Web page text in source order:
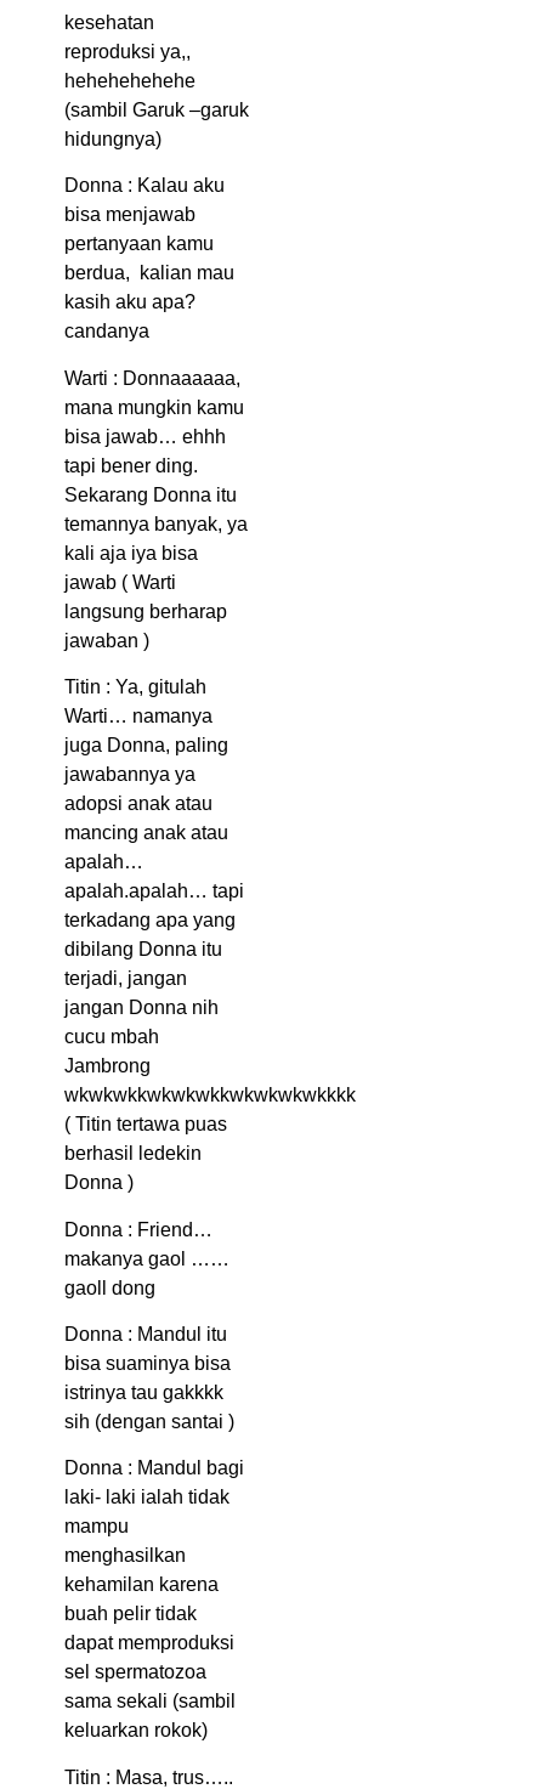
kesehatan
reproduksi ya,,
hehehehehehe
(sambil Garuk –garuk
hidungnya)
Donna : Kalau aku
bisa menjawab
pertanyaan kamu
berdua, kalian mau
kasih aku apa?
candanya
Warti : Donnaaaaaa,
mana mungkin kamu
bisa jawab… ehhh
tapi bener ding.
Sekarang Donna itu
temannya banyak, ya
kali aja iya bisa
jawab ( Warti
langsung berharap
jawaban )
Titin : Ya, gitulah
Warti… namanya
juga Donna, paling
jawabannya ya
adopsi anak atau
mancing anak atau
apalah…
apalah.apalah… tapi
terkadang apa yang
dibilang Donna itu
terjadi, jangan
jangan Donna nih
cucu mbah
Jambrong
wkwkwkkwkwkwkkwkwkwkwkkkk
( Titin tertawa puas
berhasil ledekin
Donna )
Donna : Friend…
makanya gaol ……
gaoll dong
Donna : Mandul itu
bisa suaminya bisa
istrinya tau gakkkk
sih (dengan santai )
Donna : Mandul bagi
laki- laki ialah tidak
mampu
menghasilkan
kehamilan karena
buah pelir tidak
dapat memproduksi
sel spermatozoa
sama sekali (sambil
keluarkan rokok)
Titin : Masa, trus…..